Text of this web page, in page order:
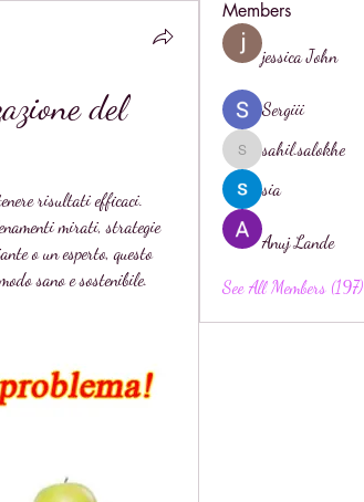
del
risultati efficaci.
mirati, strategie
o un esperto, questo
sano e sostenibile.
Members
jessica John
Sergiii
sahil.salokhe
sahil.salokhe
sia
Anuj Lande
See All Members (197)